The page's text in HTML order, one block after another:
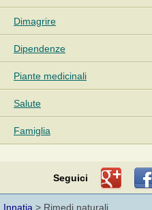
Dimagrire
Dipendenze
Piante medicinali
Salute
Famiglia
Seguici
Innatia > Rimedi naturali